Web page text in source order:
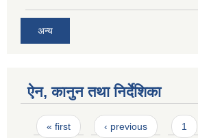
अन्य
ऐन, कानुन तथा निर्देशिका
Pages
« first ‹ previous 1